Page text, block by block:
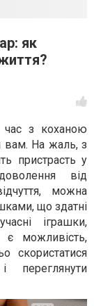
як
з коханою
вам. На жаль, з
пристрасть у
від
можна
що здатні
іграшки,
є можливість,
скористатися
переглянути